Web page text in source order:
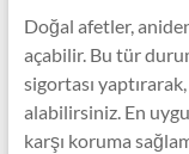
Doğal afetler,
açabilir. Bu tür
sigortası
alabilirsiniz. En
karşı koruma